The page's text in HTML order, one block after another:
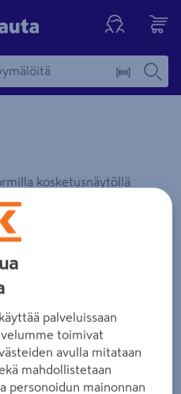
Tuotteen kuvaus -
kosketusnäytöllä
palveluissaan
toimivat
avulla mitataan
mahdollistetaan
personoidun mainonnan